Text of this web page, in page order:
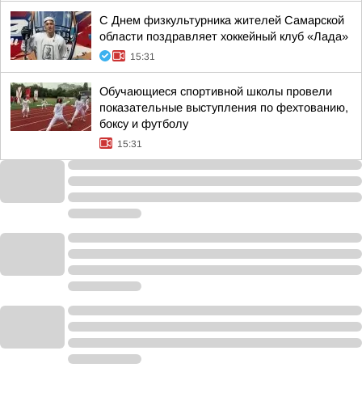
С Днем физкультурника жителей Самарской
области поздравляет хоккейный клуб «Лада»
15:31
Обучающиеся спортивной школы провели
показательные выступления по фехтованию,
боксу и футболу
15:31